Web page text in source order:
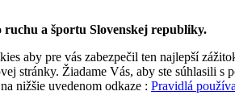
ruchu a športu Slovenskej republiky.
aby pre vás zabezpečil ten najlepší
stránky. Žiadame Vás, aby ste súhlasili s
nižšie uvedenom odkaze : Pravidlá